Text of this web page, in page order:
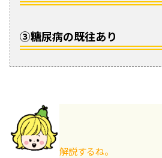
③糖尿病の既往あり
解説するね。